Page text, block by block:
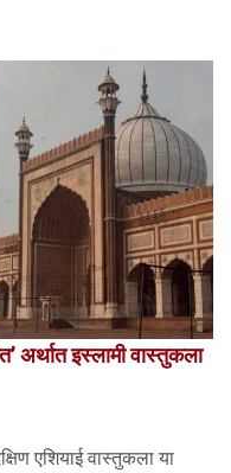
अर्थात इस्लामी वास्तुकला
एशियाई वास्तुकला या